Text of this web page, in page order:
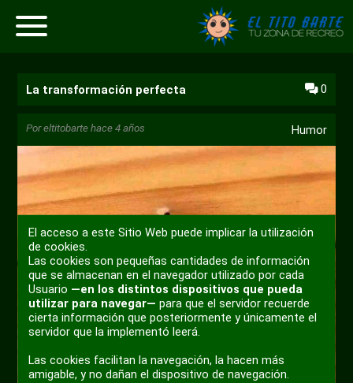
La transformación perfecta 0
Poreltitobarte hace 4 años Humor
+9
El acceso a este Sitio Web puede implicar la utilización
de cookies.
Las cookies son pequeñas cantidades de información
que se almacenan en el navegador utilizado por cada
Usuario —en los distintos dispositivos que pueda
utilizar para navegar— para que el servidor recuerde
cierta información que posteriormente y únicamente el
servidor que la implementó leerá.
Las cookies facilitan la navegación, la hacen más
amigable, y no dañan el dispositivo de navegación.